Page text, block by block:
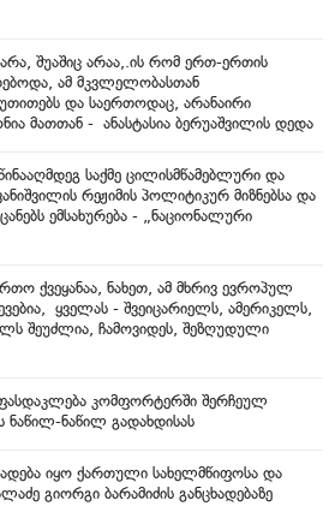
არა, შუაშიც არაა,.ის რომ ერთ-ერთის
ამ მკვლელობასთან
და საერთოდაც, არანაირი
მათთან - ანასტასია ბერუაშვილის დედა
საქმე ცილისმწამებლური და
რეჟიმის პოლიტიკურ მიზნებსა და
ემსახურება - „ნაციონალური
ქვეყანაა, ნახეთ, ამ მხრივ ევროპულ
ყველას - შვეიცარიელს, ამერიკელს,
შეუძლია, ჩამოვიდეს, შეზღუდული
კომფორტერში შერჩეულ
ნაწილ გადახდისას
იყო ქართული სახელმწიფოსა და
გიორგი ბარამიძის განცხადებაზე